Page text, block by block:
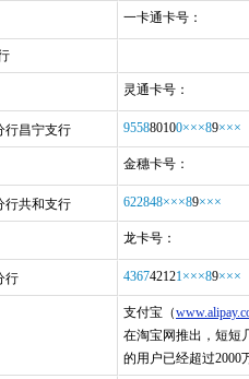
一卡通卡号：
灵通卡号：
行昌宁支行 955880100×××89×××
金穗卡号：
行共和支行 622848×××89×××
龙卡号：
行 436742121×××89×××
支付宝（
在淘宝网推出，短短
的用户已经超过2000